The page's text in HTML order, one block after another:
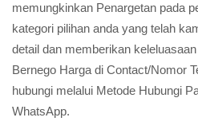
memungkinkan Penargetan pada
kategori pilihan anda yang telah
detail dan memberikan
Bernego Harga di Contact/Nomor
hubungi melalui Metode Hubungi
WhatsApp.